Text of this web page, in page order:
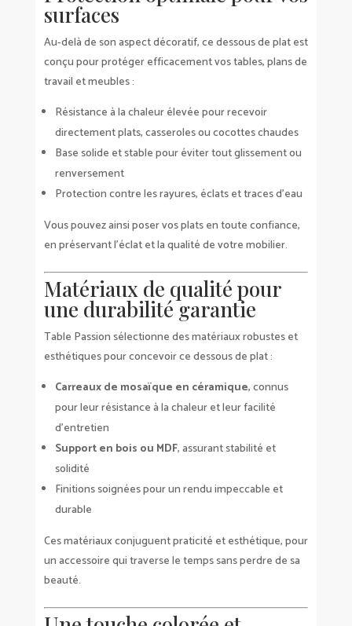
surfaces
Au-delà de son aspect décoratif, ce dessous de plat est
conçu pour protéger efficacement vos tables, plans de
travail et meubles :
Résistance à la chaleur élevée pour recevoir
directement plats, casseroles ou cocottes chaudes
Base solide et stable pour éviter tout glissement ou
renversement
Protection contre les rayures, éclats et traces d’eau
Vous pouvez ainsi poser vos plats en toute confiance,
en préservant l’éclat et la qualité de votre mobilier.
Matériaux de qualité pour
une durabilité garantie
Table Passion sélectionne des matériaux robustes et
esthétiques pour concevoir ce dessous de plat :
Carreaux de mosaïque en céramique, connus
pour leur résistance à la chaleur et leur facilité
d’entretien
Support en bois ou MDF, assurant stabilité et
solidité
Finitions soignées pour un rendu impeccable et
durable
Ces matériaux conjuguent praticité et esthétique, pour
un accessoire qui traverse le temps sans perdre de sa
beauté.